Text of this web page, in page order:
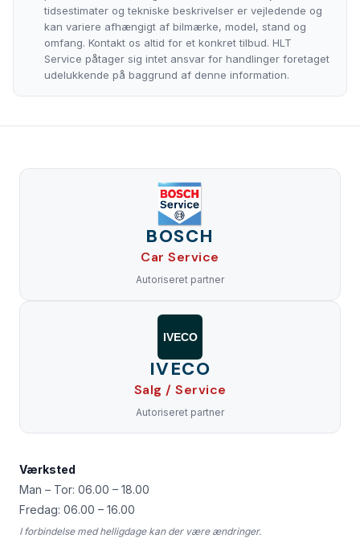
tidsestimater og tekniske beskrivelser er vejledende og
kan variere afhængigt af bilmærke, model, stand og
omfang. Kontakt os altid for et konkret tilbud. HLT
Service påtager sig intet ansvar for handlinger foretaget
udelukkende på baggrund af denne information.
BOSCH
Car Service
Autoriseret partner
IVECO
IVECO
Salg / Service
Autoriseret partner
Værksted
Man – Tor: 06.00 – 18.00
Fredag: 06.00 – 16.00
I forbindelse med helligdage kan der være ændringer.